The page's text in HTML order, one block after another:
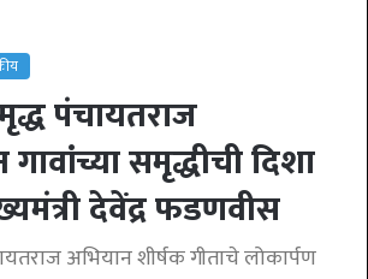
पंचायतराज
समृद्धीची दिशा
देवेंद्र फडणवीस
अभियान शीर्षक गीताचे लोकार्पण